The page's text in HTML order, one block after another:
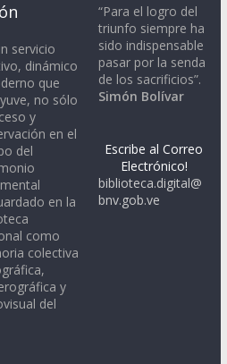
servicio
dinámico
que
no sólo
y
en el
del
en la
como
colectiva
y
del
“Para el logro del
triunfo siempre ha
sido indispensable
pasar por la senda
de los sacrificios”.
Simón Bolívar
Escribe al Correo
Electrónico!
biblioteca.digital@
bnv.gob.ve